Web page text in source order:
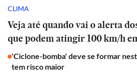
CLIMA
Veja até quando vai o alerta
que podem atingir 100 km/h
'Ciclone-bomba' deve se formar
tem risco maior